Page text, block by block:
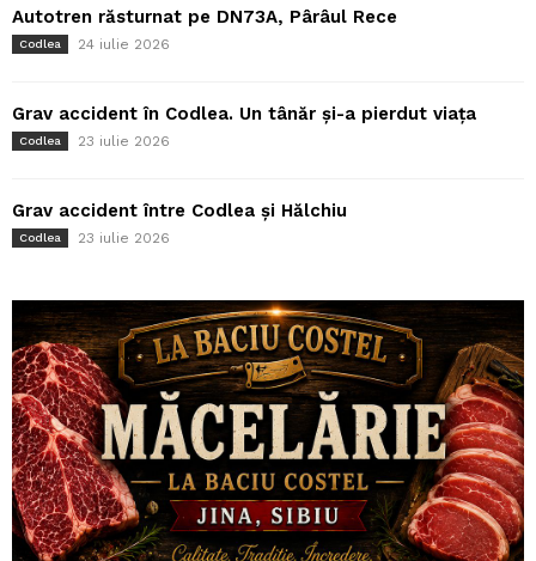
Autotren răsturnat pe DN73A, Pârâul Rece
Codlea 24 iulie 2026
Grav accident în Codlea. Un tânăr și-a pierdut viața
Codlea 23 iulie 2026
Grav accident între Codlea și Hălchiu
Codlea 23 iulie 2026